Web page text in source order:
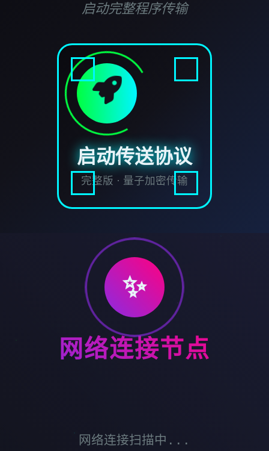
启动完整程序传输
启动传送协议
完整版 · 量子加密传输
✨
网络连接节点
网络连接扫描中...